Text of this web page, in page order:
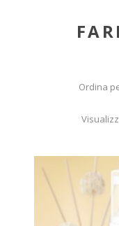
Ordina